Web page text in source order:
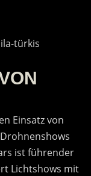
Einsatz von
ist führender
Lichtshows mit